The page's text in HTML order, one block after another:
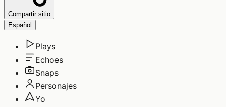
Compartir sitio
Español
Plays
Echoes
Snaps
Personajes
Yo